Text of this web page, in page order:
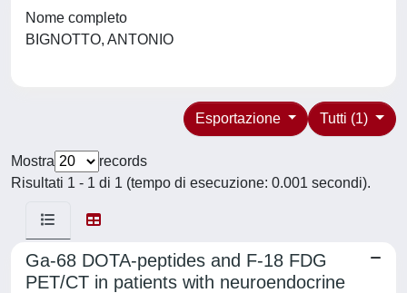
Nome completo
BIGNOTTO, ANTONIO
Tutti (1)
Esportazione
Mostra
records
Risultati 1 - 1 di 1 (tempo di esecuzione: 0.001 secondi).
Ga-68 DOTA-peptides and F-18 FDG
PET/CT in patients with neuroendocrine